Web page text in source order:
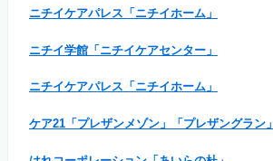
ニチイケアパレス「ニチイホーム」
ニチイ学館「ニチイケアセンター」
ニチイケアパレス「ニチイホーム」
ケア21「プレザンメゾン」「プレザングラン」